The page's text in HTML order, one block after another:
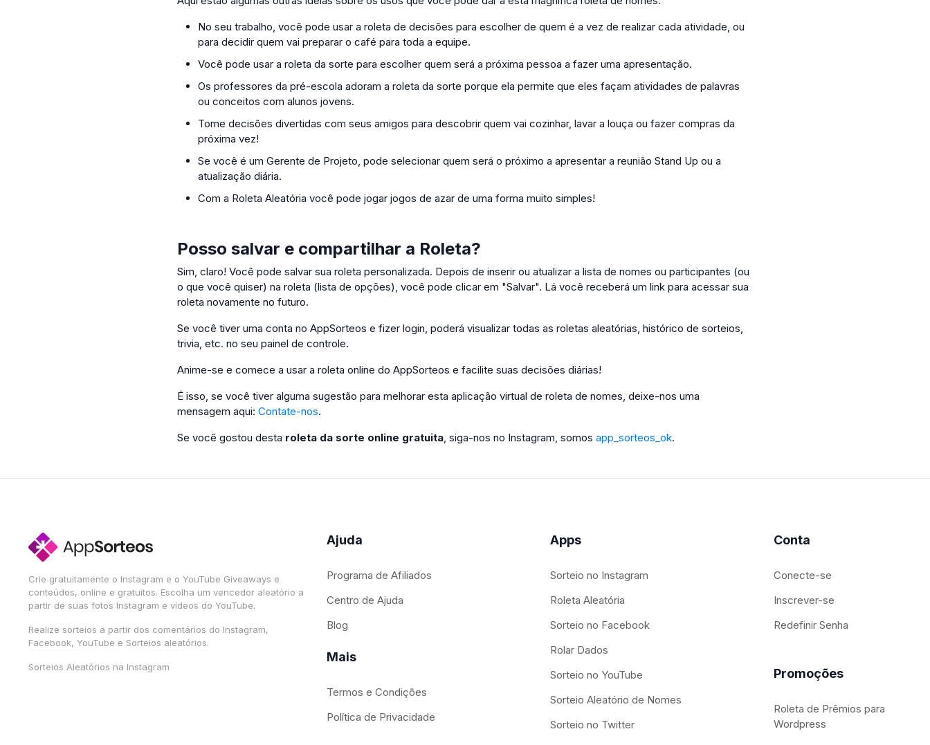
No seu trabalho, você pode usar a roleta de decisões para escolher de quem é a vez de realizar cada atividade, ou
para decidir quem vai preparar o café para toda a equipe.
Você pode usar a roleta da sorte para escolher quem será a próxima pessoa a fazer uma apresentação.
Os professores da pré-escola adoram a roleta da sorte porque ela permite que eles façam atividades de palavras
ou conceitos com alunos jovens.
Tome decisões divertidas com seus amigos para descobrir quem vai cozinhar, lavar a louça ou fazer compras da
próxima vez!
Se você é um Gerente de Projeto, pode selecionar quem será o próximo a apresentar a reunião Stand Up ou a
atualização diária.
Com a Roleta Aleatória você pode jogar jogos de azar de uma forma muito simples!
Posso salvar e compartilhar a Roleta?
Sim, claro! Você pode salvar sua roleta personalizada. Depois de inserir ou atualizar a lista de nomes ou participantes (ou
o que você quiser) na roleta (lista de opções), você pode clicar em "Salvar". Lá você receberá um link para acessar sua
roleta novamente no futuro.
Se você tiver uma conta no AppSorteos e fizer login, poderá visualizar todas as roletas aleatórias, histórico de sorteios,
trivia, etc. no seu painel de controle.
Anime-se e comece a usar a roleta online do AppSorteos e facilite suas decisões diárias!
É isso, se você tiver alguma sugestão para melhorar esta aplicação virtual de roleta de nomes, deixe-nos uma
mensagem aqui:Contate-nos.
Se você gostou desta roleta da sorte online gratuita, siga-nos no Instagram, somosapp_sorteos_ok.
Crie gratuitamente o Instagram e o YouTube Giveaways e
conteúdos, online e gratuitos. Escolha um vencedor aleatório a
partir de suas fotos Instagram e vídeos do YouTube.
Realize sorteios a partir dos comentários do Instagram,
Facebook, YouTube e Sorteios aleatórios.
Sorteios Aleatórios na Instagram
Ajuda
Programa de Afiliados
Centro de Ajuda
Blog
Mais
Termos e Condições
Política de Privacidade
Apps
Sorteio no Instagram
Roleta Aleatória
Sorteio no Facebook
Rolar Dados
Sorteio no YouTube
Sorteio Aleatório de Nomes
Sorteio no Twitter
Conta
Conecte-se
Inscrever-se
Redefinir Senha
Promoções
Roleta de Prêmios para
Wordpress